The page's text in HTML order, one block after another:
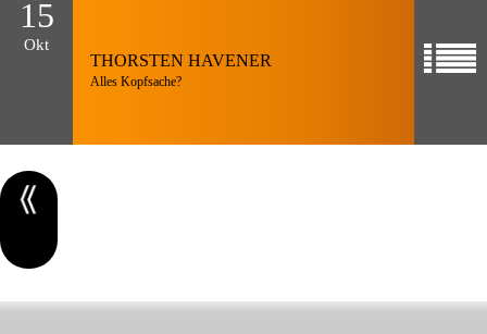
15
Okt
THORSTEN HAVENER
Alles Kopfsache?